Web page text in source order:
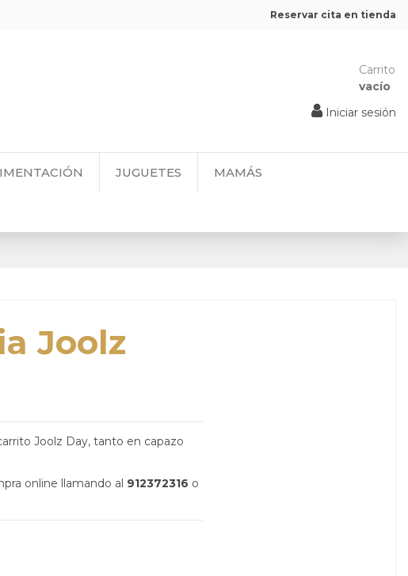
Reservar cita en tienda
Carrito
vacío
Iniciar sesión
JUGUETES MAMÁS
Joolz
Joolz Day, tanto en capazo
online llamando al 912372316 o